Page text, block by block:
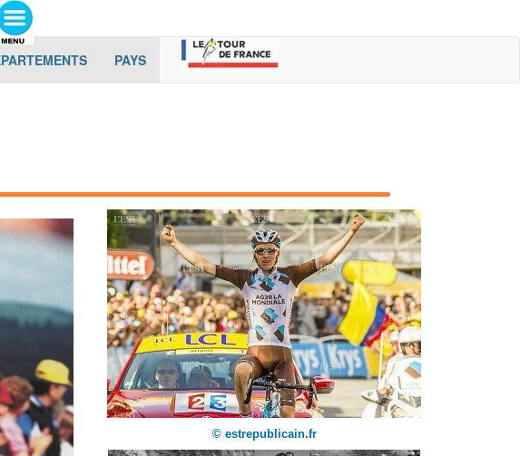
(current)
PAYS(cur
© estrepublicain.fr